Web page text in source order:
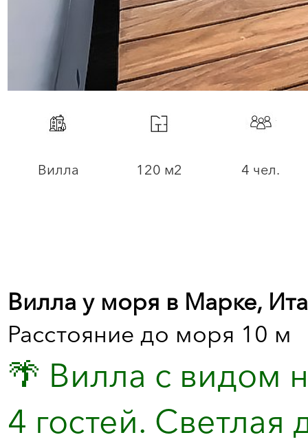
Вилла 120 м2 4 чел.
Вилла у моря в Марке,
Расстояние до моря 10 м
🌴 Вилла с видом
4 гостей. Светлая